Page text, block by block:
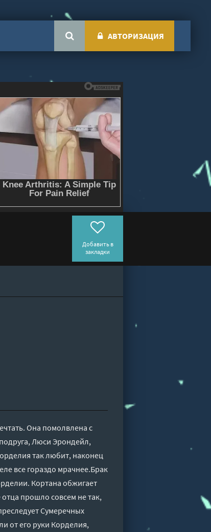
АВТОРИЗАЦИЯ
Добавить в
закладки
Она помолвлена с
Люси Эрондейл,
так любит, наконец
все гораздо мрачнее.Брак
Кортана обжигает
прошло совсем не так,
Сумеречных
от его руки Корделия,